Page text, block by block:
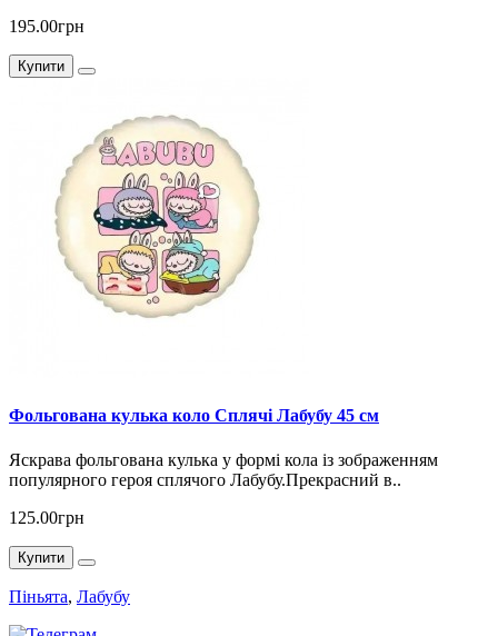
195.00грн
Купити
Фольгована кулька коло Сплячі Лабубу 45 см
Яскрава фольгована кулька у формі кола із зображенням
популярного героя сплячого Лабубу.Прекрасний в..
125.00грн
Купити
Піньята, Лабубу